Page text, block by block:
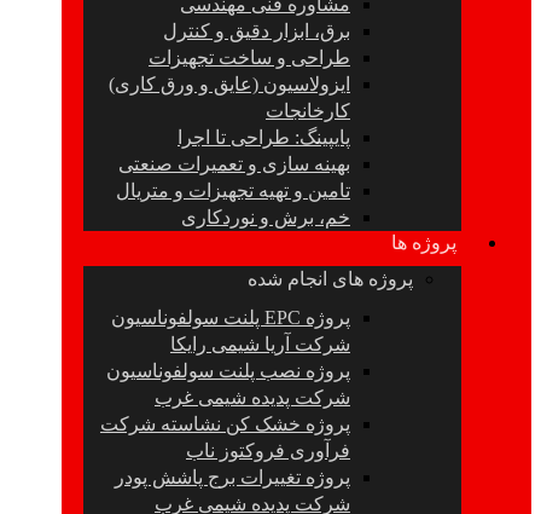
برق، ابزار دقیق و کنترل
طراحی و ساخت تجهیزات
ایزولاسیون (عایق و ورق کاری)
کارخانجات
پایپینگ: طراحی تا اجرا
بهینه سازی و تعمیرات صنعتی
تامین و تهیه تجهیزات و متریال
خم، برش و نوردکاری
پروژه ها
پروژه های انجام شده
پروژه EPC پلنت سولفوناسیون
شرکت آریا شیمی رایکا
پروژه نصب پلنت سولفوناسیون
شرکت پدیده شیمی غرب
پروژه خشک کن نشاسته شرکت
فرآوری فروکتوز ناب
پروژه تغییرات برج پاشش پودر
شرکت پدیده شیمی غرب